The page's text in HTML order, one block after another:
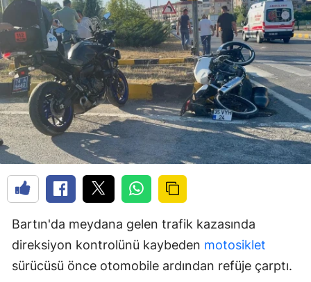
Bartın'da meydana gelen trafik kazasında
direksiyon kontrolünü kaybeden motosiklet
sürücüsü önce otomobile ardından refüje çarptı.